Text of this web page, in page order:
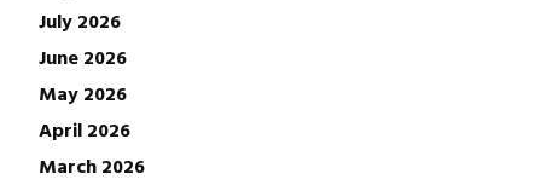
July 2026
June 2026
May 2026
April 2026
March 2026